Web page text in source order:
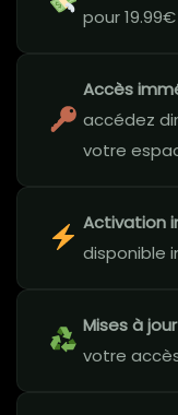
pour
Accès
accédez
votre
Activation
disponible
Mises à
votre